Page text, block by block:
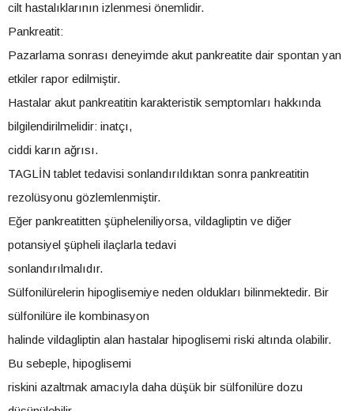
cilt hastalıklarının izlenmesi önemlidir.
Pankreatit:
Pazarlama sonrası deneyimde akut pankreatite dair spontan yan
etkiler rapor edilmiştir.
Hastalar akut pankreatitin karakteristik semptomları hakkında
bilgilendirilmelidir: inatçı,
ciddi karın ağrısı.
TAGLİN tablet tedavisi sonlandırıldıktan sonra pankreatitin
rezolüsyonu gözlemlenmiştir.
Eğer pankreatitten şüpheleniliyorsa, vildagliptin ve diğer
potansiyel şüpheli ilaçlarla tedavi
sonlandırılmalıdır.
Sülfonilürelerin hipoglisemiye neden oldukları bilinmektedir. Bir
sülfonilüre ile kombinasyon
halinde vildagliptin alan hastalar hipoglisemi riski altında olabilir.
Bu sebeple, hipoglisemi
riskini azaltmak amacıyla daha düşük bir sülfonilüre dozu